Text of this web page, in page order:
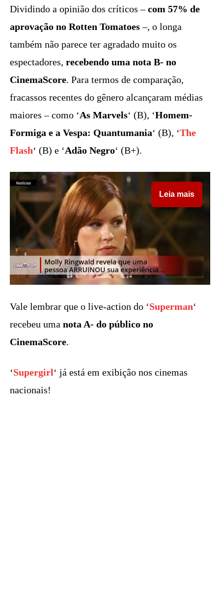
Dividindo a opinião dos críticos –com 57% de
aprovação no Rotten Tomatoes–, o longa
também não parece ter agradado muito os
espectadores, recebendo uma nota B- no
CinemaScore. Para termos de comparação,
fracassos recentes do gênero alcançaram médias
maiores – como ‘As Marvels‘ (B), ‘Homem-
Formiga e a Vespa: Quantumania‘ (B), ‘The
Flash‘ (B) e ‘Adão Negro‘ (B+).
Leia mais
Vale lembrar que o live-action do ‘Superman‘
recebeu uma nota A- do público no
CinemaScore.
‘Supergirl‘ já está em exibição nos cinemas
nacionais!